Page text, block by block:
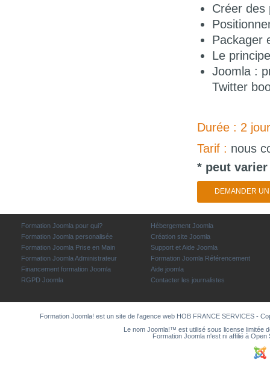
Créer des
Packager
Le
Joomla :
Twitter
Durée : 2
Tarif : nous
* peut
DEMANDER
Formation Joomla pour qui?
Formation Joomla personalisée
Formation Joomla Prise en Main
Formation Joomla Administrateur
Financement formation Joomla
RGPD Joomla
Hébergement Joomla
Création site Joomla
Support et Aide Joomla
Formation Joomla Référencement
Aide joomla
Contacter les journalistes
Formation Joomla! est un site de l'agence web HOB FRANCE SERVICES-
Le nom Joomla!™ est utilisé sous license limitée
Formation Joomla n'est ni affilié à